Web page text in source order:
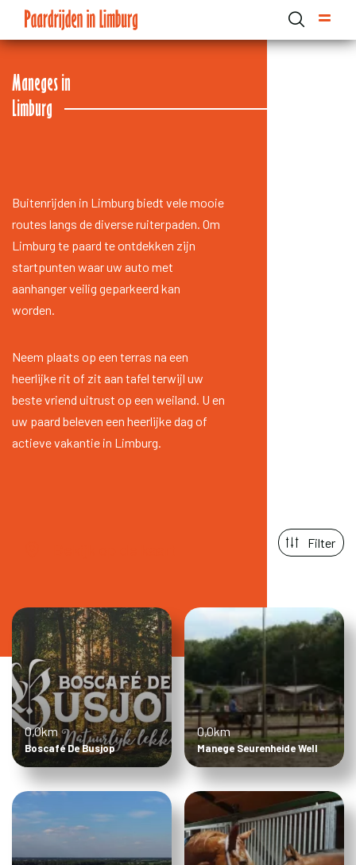
Overslaan
naar
inhoud
gaan
Maneges in
Limburg
Buitenrijden in Limburg biedt vele mooie
routes langs de diverse ruiterpaden. Om
Limburg te paard te ontdekken zijn
startpunten waar uw auto met
aanhanger veilig geparkeerd kan
worden.
Neem plaats op een terras na een
heerlijke rit of zit aan tafel terwijl uw
beste vriend uitrust op een weiland. U en
uw paard beleven een heerlijke dag of
actieve vakantie in Limburg.
Filter
0,0km
Boscafé De Busjop
0,0km
Manege Seurenheide Well